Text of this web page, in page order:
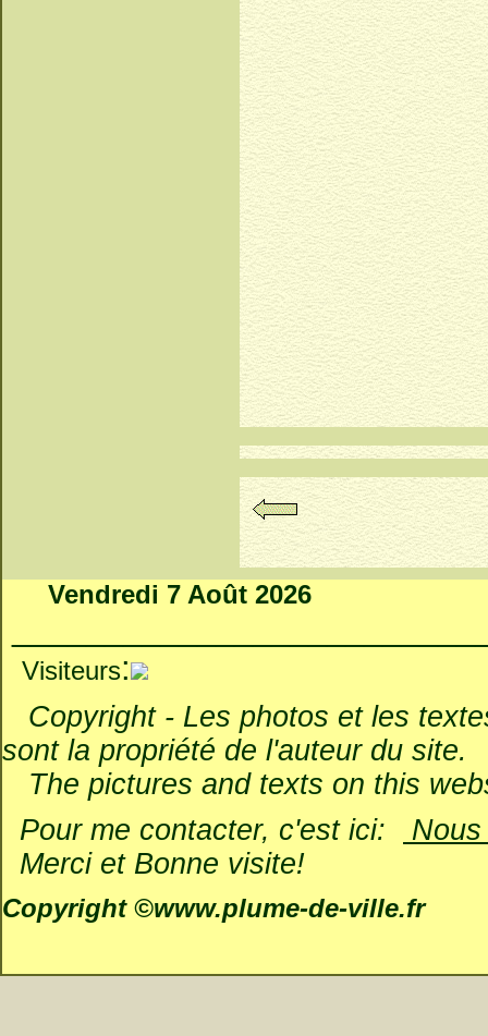
Vendredi 7 Août 2026
Visiteurs:
Copyright - Les photos et les
sont la propriété de l'auteur du site.
The pictures and texts on this
Pour me contacter, c'est ici:
Merci et Bonne visite!
Copyright ©www.plume-de-ville.fr